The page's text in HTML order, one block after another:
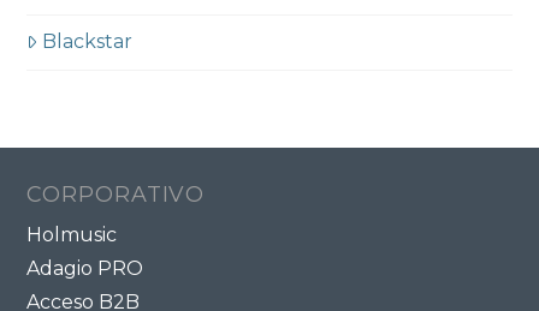
Blackstar
CORPORATIVO
Holmusic
Adagio PRO
Acceso B2B